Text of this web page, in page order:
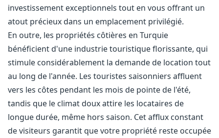
investissement exceptionnels tout en vous offrant un
atout précieux dans un emplacement privilégié.
En outre, les propriétés côtières en Turquie
bénéficient d'une industrie touristique florissante, qui
stimule considérablement la demande de location tout
au long de l'année. Les touristes saisonniers affluent
vers les côtes pendant les mois de pointe de l'été,
tandis que le climat doux attire les locataires de
longue durée, même hors saison. Cet afflux constant
de visiteurs garantit que votre propriété reste occupée